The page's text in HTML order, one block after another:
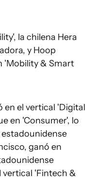
la chilena Hera
y Hoop
'Mobility & Smart
en el vertical 'Digital
en 'Consumer', lo
estadounidense
ganó en
vertical 'Fintech &